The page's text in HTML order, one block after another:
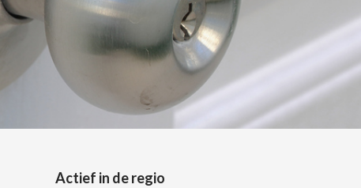
Actief in de regio